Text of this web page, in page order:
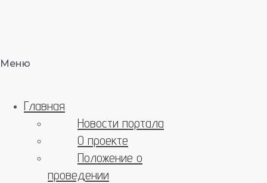
Меню
Главная
Новости портала
О проекте
Положение о
проведении